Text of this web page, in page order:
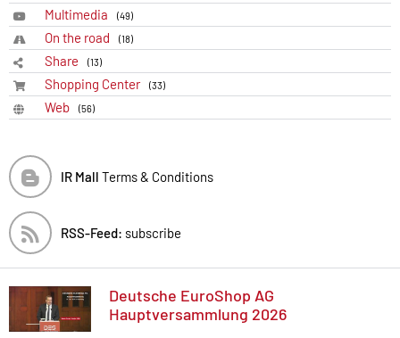
Multimedia (49)
On the road (18)
Share (13)
Shopping Center (33)
Web (56)
IR Mall Terms & Conditions
RSS-Feed: subscribe
Deutsche EuroShop AG
Hauptversammlung 2026